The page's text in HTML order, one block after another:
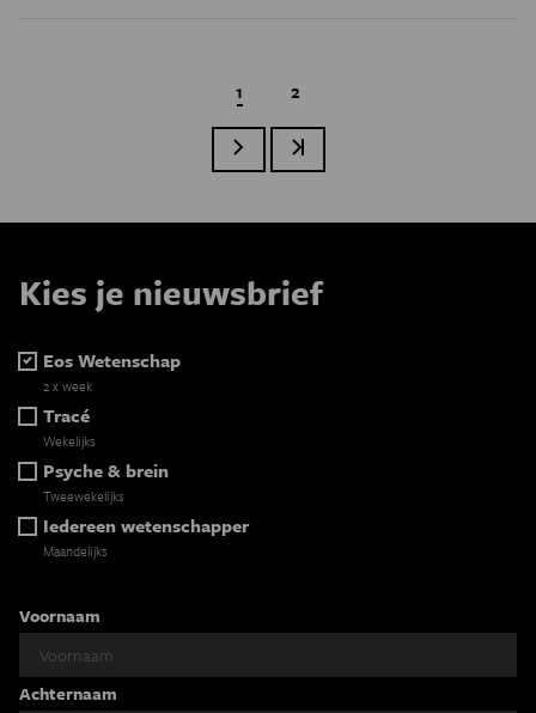
Paginatie
Huidige pagina
1 Page
2
Volgende paginaLaatste pagina
Kies je nieuwsbrief
Eos Wetenschap
2 x week
Tracé
Wekelijks
Psyche & brein
Tweewekelijks
Iedereen wetenschapper
Maandelijks
Voornaam
Achternaam